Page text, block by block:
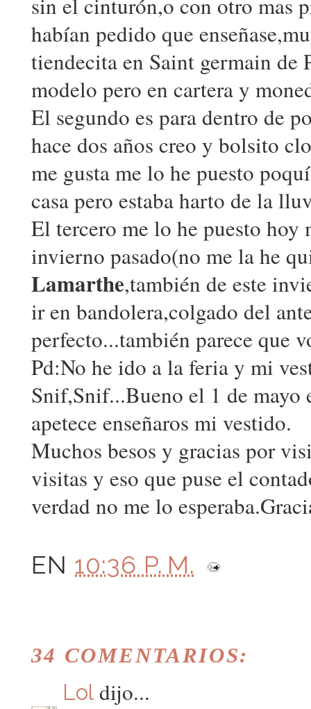
habían pedido que
tiendecita en Saint germain de
modelo pero en cartera y
El segundo es para dentro de
hace dos años creo y bolsito
me gusta me lo he puesto
casa pero estaba harto de la
El tercero me lo he puesto
invierno pasado(no me la he
Lamarthe,también de este
ir en bandolera,colgado del
perfecto...también parece que
Pd:No he ido a la feria y mi
Snif,Snif...Bueno el 1 de mayo
apetece enseñaros mi vestido.
Muchos besos y gracias por
visitas y eso que puse el
verdad no me lo
EN 10:36 P. M.
34 COMENTARIOS:
Loldijo...